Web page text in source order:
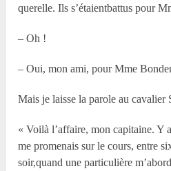
querelle. Ils s’étaientbattus pour
– Oh !
– Oui, mon ami, pour Mme
Mais je laisse la parole au cavalier
« Voilà l’affaire, mon capitaine. Y
me promenais sur le cours, entre
soir,quand une particulière